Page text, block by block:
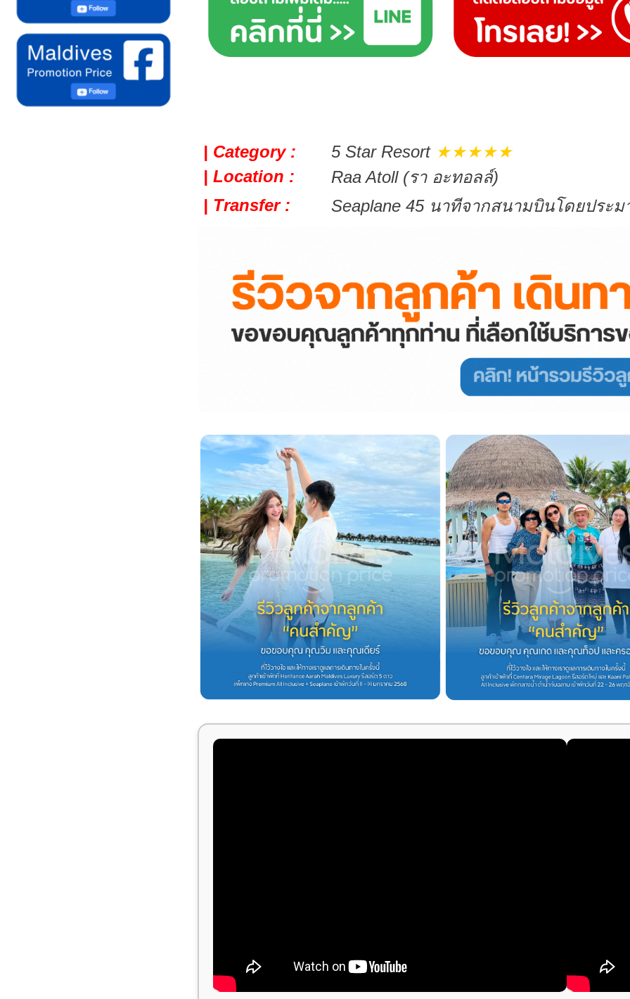
| Category : 5 Star Resort ★★★★★
| Location :
Raa Atoll (รา อะทอลล์)
| Transfer :
Seaplane 45 นาทีจากสนามบินโดยประ